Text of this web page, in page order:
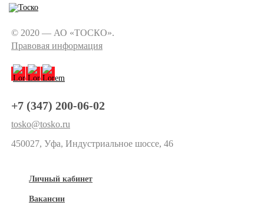
© 2020 — АО «ТОСКО».
Правовая информация
+7 (347) 200-06-02
tosko@tosko.ru
450027, Уфа, Индустриальное шоссе, 46
Личный кабинет
Вакансии